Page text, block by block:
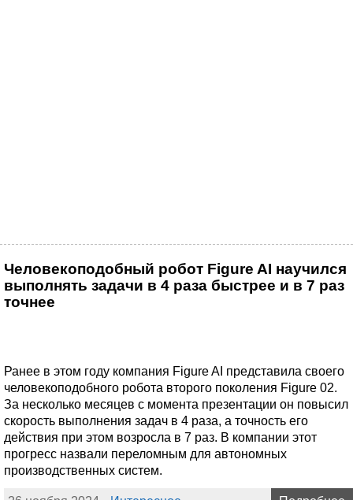
Человекоподобный робот Figure AI научился
выполнять задачи в 4 раза быстрее и в 7 раз
точнее
Ранее в этом году компания Figure AI представила своего
человекоподобного робота второго поколения Figure 02.
За несколько месяцев с момента презентации он повысил
скорость выполнения задач в 4 раза, а точность его
действия при этом возросла в 7 раз. В компании этот
прогресс назвали переломным для автономных
производственных систем.